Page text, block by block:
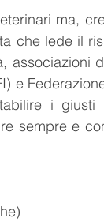
ma,
che lede il
associazioni
e
i giusti
sempre e